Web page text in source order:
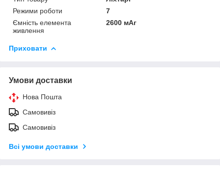
Режими роботи
7
Ємність елемента
живлення
2600 мАг
Приховати
Умови доставки
Нова Пошта
Самовивіз
Самовивіз
Всі умови доставки